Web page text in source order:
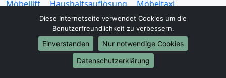
Möbellift
Haushaltsauflösung
Möbeltaxi
Möbelmitfahrzentrale
Umzugskartons
Diese Internetseite verwendet Cookies um die
Benutzerfreundlichkeit zu verbessern.
Einverstanden
Nur notwendige Cookies
Datenschutzerklärung